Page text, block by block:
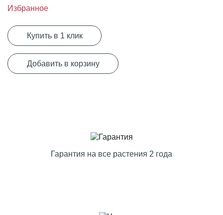
Избранное
Купить в 1 клик
Добавить в корзину
Гарантия на все растения 2 года